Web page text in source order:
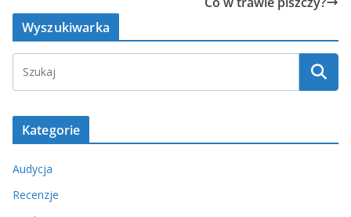
Wyszukiwarka
Kategorie
Audycja
Recenzje